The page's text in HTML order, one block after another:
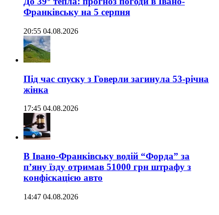
Франківську на 5 серпня
20:55 04.08.2026
Під час спуску з Говерли загинула 53-річна
жінка
17:45 04.08.2026
В Івано-Франківську водій “Форда” за
п’яну їзду отримав 51000 грн штрафу з
конфіскацією авто
14:47 04.08.2026